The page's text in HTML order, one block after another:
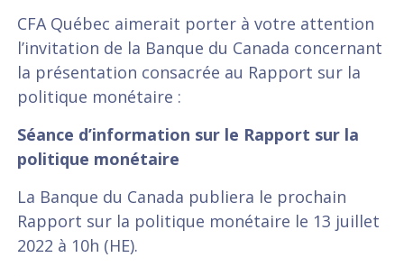
CFA Québec aimerait porter à votre attention
l’invitation de la Banque du Canada concernant
la présentation consacrée au Rapport sur la
politique monétaire :
Séance d’information sur le Rapport sur la
politique monétaire
La Banque du Canada publiera le prochain
Rapport sur la politique monétaire le 13 juillet
2022 à 10h (HE).